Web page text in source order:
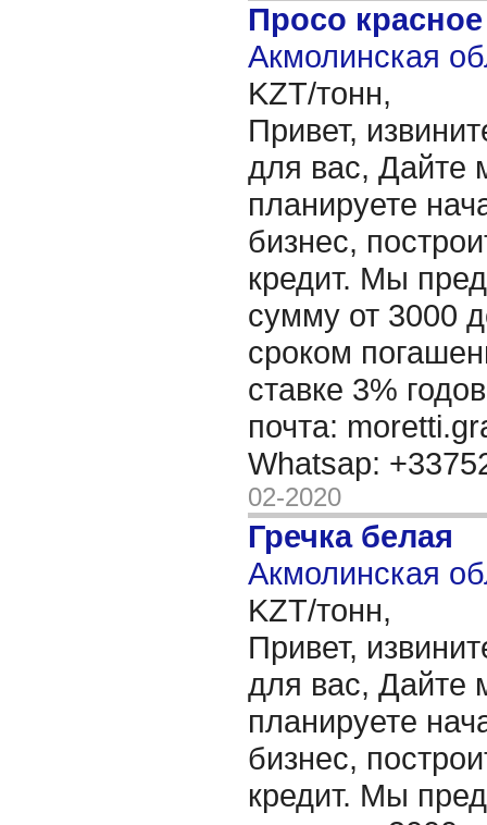
Просо красное
Акмолинская
KZT/тонн,
Привет,
для вас, Дайте
планируете
бизнес,
кредит. Мы
сумму от 3000
сроком
ставке 3%
почта:
Whatsap:
02-2020
Гречка белая
Акмолинская
KZT/тонн,
Привет,
для вас, Дайте
планируете
бизнес,
кредит. Мы